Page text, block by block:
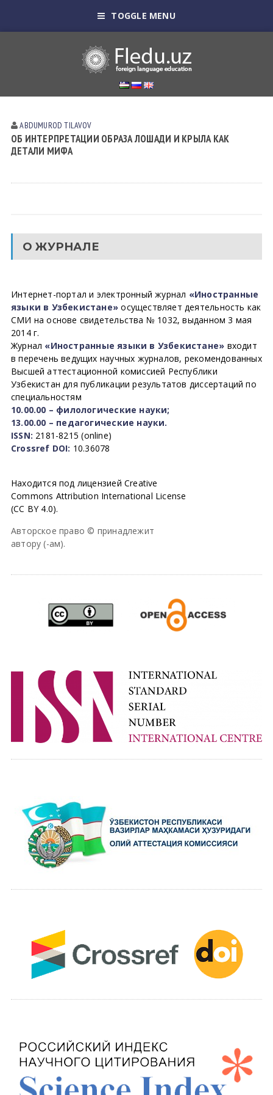
TOGGLE MENU
ABDUMUROD TILAVOV
ОБ ИНТЕРПРЕТАЦИИ ОБРАЗА ЛОШАДИ И КРЫЛА КАК
ДЕТАЛИ МИФА
О ЖУРНАЛЕ
Интернет-портал и электронный журнал «Иностранные
языки в Узбекистане» осуществляет деятельность как
СМИ на основе свидетельства № 1032, выданном 3 мая
2014 г.
Журнал «Иностранные языки в Узбекистане» входит
в перечень ведущих научных журналов, рекомендованных
Высшей аттестационной комиссией Республики
Узбекистан для публикации результатов диссертаций по
специальностям
10.00.00 – филологические науки;
13.00.00 – педагогические науки.
ISSN: 2181-8215 (online)
Crossref DOI: 10.36078
Находится под лицензией Creative
Commons Attribution International License
(CC BY 4.0).
Авторское право © принадлежит
автору (-ам).